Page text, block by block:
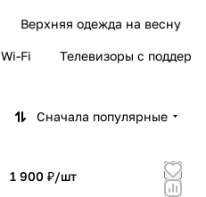
Верхняя одежда на весну
Fi Телевизоры с
Сначала популярные
1 900 ₽/шт